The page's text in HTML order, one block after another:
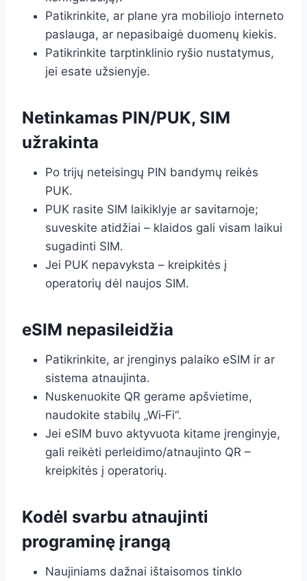
Patikrinkite, ar plane yra mobiliojo interneto
paslauga, ar nepasibaigė duomenų kiekis.
Patikrinkite tarptinklinio ryšio nustatymus,
jei esate užsienyje.
Netinkamas PIN/PUK, SIM
užrakinta
Po trijų neteisingų PIN bandymų reikės
PUK.
PUK rasite SIM laikiklyje ar savitarnoje;
suveskite atidžiai – klaidos gali visam laikui
sugadinti SIM.
Jei PUK nepavyksta – kreipkitės į
operatorių dėl naujos SIM.
eSIM nepasileidžia
Patikrinkite, ar įrenginys palaiko eSIM ir ar
sistema atnaujinta.
Nuskenuokite QR gerame apšvietime,
naudokite stabilų „Wi‑Fi“.
Jei eSIM buvo aktyvuota kitame įrenginyje,
gali reikėti perleidimo/atnaujinto QR –
kreipkitės į operatorių.
Kodėl svarbu atnaujinti
programinę įrangą
Naujiniams dažnai ištaisomos tinklo